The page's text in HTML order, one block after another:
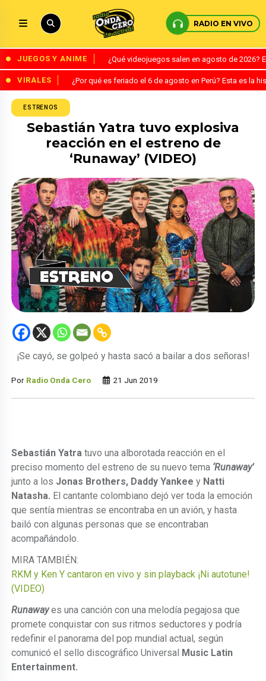
RADIO EN VIVO
JUEGOS Y ANIME ¿Qué videojuegos salen en agosto de
VIRALES ¿Por qué es feriado el 6 de agosto en Perú? Esta es la
ESTRENOS
Sebastián Yatra tuvo explosiva
reacción en el estreno de
‘Runaway’ (VIDEO)
¡Se cayó, se golpeó y hasta sacó a bailar a dos señoras!
Por Radio Onda Cero 21 Jun 2019
Sebastián Yatra tuvo una alborotada reacción en el
preciso momento del estreno de su nuevo tema ‘Runaway’
junto a los Jonas Brothers, Daddy Yankee y Natti
Natasha. El cantante colombiano dejó ver toda la emoción
que sentía mientras se encontraba en un avión, y hasta
bailó con algunas personas que se encontraban
acompañándolo.
MIRA TAMBIÉN:
RKM y Ken Y cantaron en vivo y sin playback ¡Ni autotune!
(VIDEO)
Runawayes una canción con una melodía pegajosa que
promete conquistar con sus ritmos seductores y podría
redefinir el panorama del pop mundial actual, según
comunicó el sello discográfico Universal Music Latin
Entertainment.